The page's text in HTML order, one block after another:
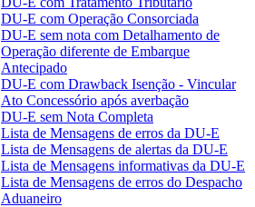
DU-E com Operação Consorciada
DU-E sem nota com Detalhamento de
Operação diferente de Embarque
Antecipado
DU-E com Drawback Isenção - Vincular
Ato Concessório após averbação
DU-E sem Nota Completa
Lista de Mensagens de erros da DU-E
Lista de Mensagens de alertas da DU-E
Lista de Mensagens informativas da DU-E
Lista de Mensagens de erros do Despacho
Aduaneiro